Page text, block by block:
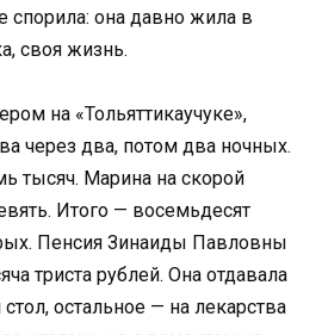
спорила: она давно жила в
своя жизнь.
на «Тольяттикаучуке»,
через два, потом два ночных.
тысяч. Марина на скорой
Итого — восемьдесят
Пенсия Зинаиды Павловны
триста рублей. Она отдавала
остальное — на лекарства